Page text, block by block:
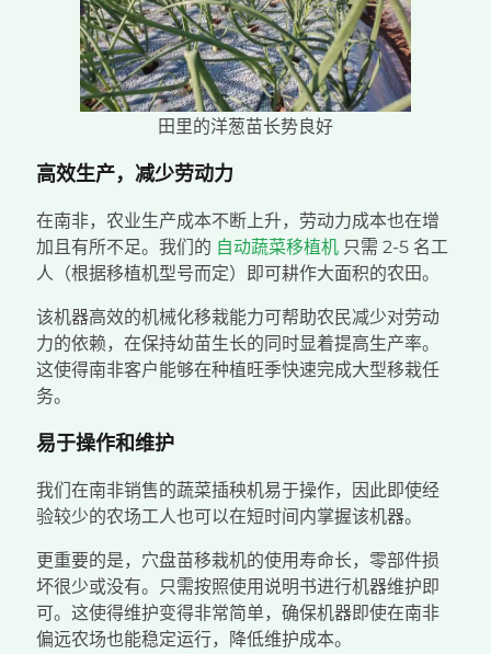
田里的洋葱苗长势良好
高效生产，减少劳动力
在南非，农业生产成本不断上升，劳动力成本也在增
加且有所不足。我们的 自动蔬菜移植机 只需 2-5 名工
人（根据移植机型号而定）即可耕作大面积的农田。
该机器高效的机械化移栽能力可帮助农民减少对劳动
力的依赖，在保持幼苗生长的同时显着提高生产率。
这使得南非客户能够在种植旺季快速完成大型移栽任
务。
易于操作和维护
我们在南非销售的蔬菜插秧机易于操作，因此即使经
验较少的农场工人也可以在短时间内掌握该机器。
更重要的是，穴盘苗移栽机的使用寿命长，零部件损
坏很少或没有。只需按照使用说明书进行机器维护即
可。这使得维护变得非常简单，确保机器即使在南非
偏远农场也能稳定运行，降低维护成本。